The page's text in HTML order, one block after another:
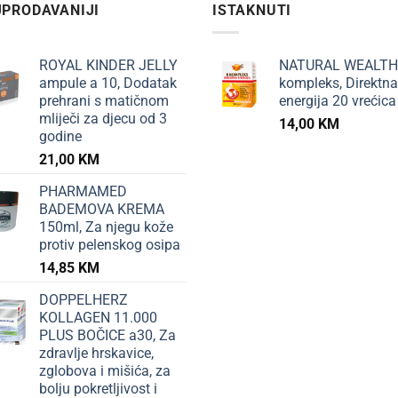
ROYAL KINDER JELLY
ampule a 10, Dodatak
prehrani s matičnom
mliječi za djecu od 3
godine
21,00 KM
PHARMAMED
BADEMOVA KREMA
150ml, Za njegu kože
protiv pelenskog osipa
14,85 KM
DOPPELHERZ
KOLLAGEN 11.000
PLUS BOČICE a30, Za
zdravlje hrskavice,
zglobova i mišića, za
bolju pokretljivost i
ISTAKNUTI
NATURAL
kompleks, Direktna
energija 20 vrećica
14,00 KM